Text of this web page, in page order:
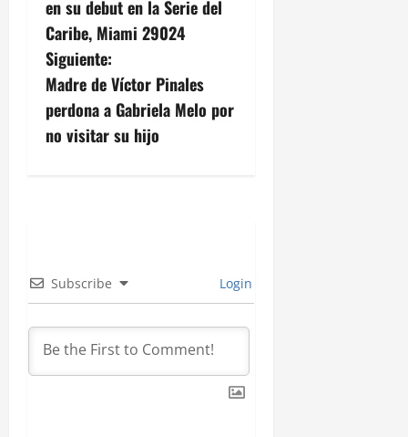
v
e
g
a
n
d
e
en su debut en la Serie del
Caribe, Miami 29024
Siguiente:
Madre de Víctor Pinales
perdona a Gabriela Melo por
no visitar su hijo
Subscribe Login